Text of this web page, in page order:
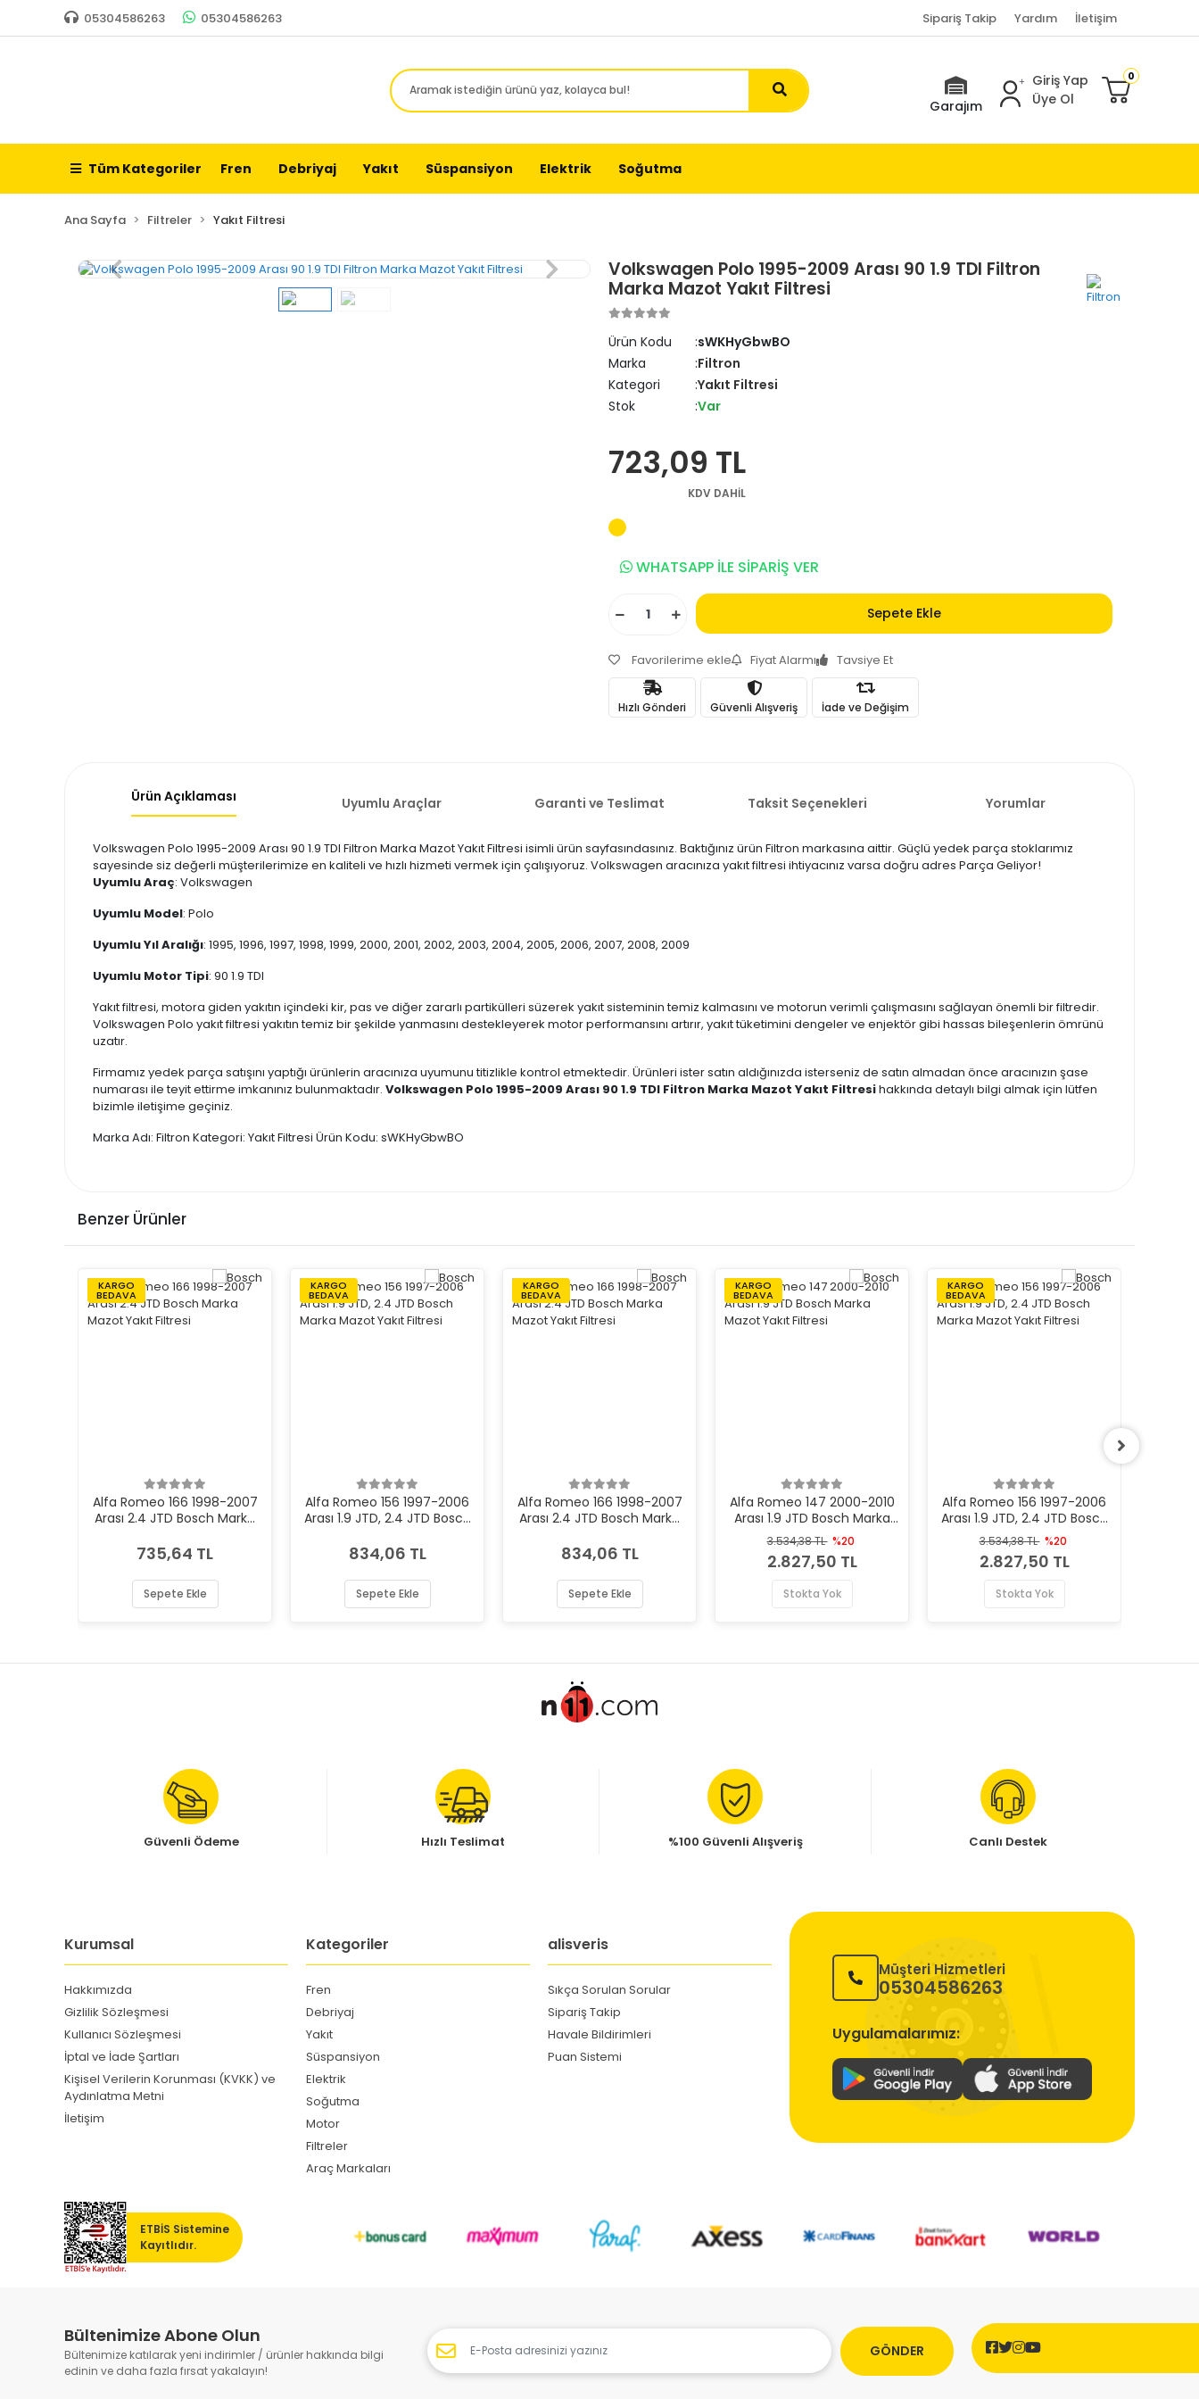
05304586263 05304586263 Sipariş Takip Yardım İletişim
Garajım
Giriş Yap
Üye Ol
0
Tüm Kategoriler Fren Debriyaj Yakıt Süspansiyon Elektrik Soğutma
Ana Sayfa Filtreler Yakıt Filtresi
Volkswagen Polo 1995-2009 Arası 90 1.9 TDI Filtron
Marka Mazot Yakıt Filtresi
Ürün Kodu
sWKHyGbwBO
Marka
Filtron
Kategori
Yakıt Filtresi
Stok
Var
723,09 TL
KDV DAHİL
WHATSAPP İLE SİPARİŞ VER
Sepete Ekle
Favorilerime ekle Fiyat Alarmı Tavsiye Et
Hızlı Gönderi Güvenli Alışveriş İade ve Değişim
Ürün Açıklaması Uyumlu Araçlar Garanti ve Teslimat Taksit Seçenekleri Yorumlar
Volkswagen Polo 1995-2009 Arası 90 1.9 TDI Filtron Marka Mazot Yakıt Filtresi isimli ürün sayfasındasınız. Baktığınız ürün Filtron markasına aittir. Güçlü yedek parça stoklarımız
sayesinde siz değerli müşterilerimize en kaliteli ve hızlı hizmeti vermek için çalışıyoruz. Volkswagen aracınıza yakıt filtresi ihtiyacınız varsa doğru adres Parça Geliyor!
Uyumlu Araç: Volkswagen
Uyumlu Model: Polo
Uyumlu Yıl Aralığı: 1995, 1996, 1997, 1998, 1999, 2000, 2001, 2002, 2003, 2004, 2005, 2006, 2007, 2008, 2009
Uyumlu Motor Tipi: 90 1.9 TDI
Yakıt filtresi, motora giden yakıtın içindeki kir, pas ve diğer zararlı partikülleri süzerek yakıt sisteminin temiz kalmasını ve motorun verimli çalışmasını sağlayan önemli bir filtredir.
Volkswagen Polo yakıt filtresi yakıtın temiz bir şekilde yanmasını destekleyerek motor performansını artırır, yakıt tüketimini dengeler ve enjektör gibi hassas bileşenlerin ömrünü
uzatır.
Firmamız yedek parça satışını yaptığı ürünlerin aracınıza uyumunu titizlikle kontrol etmektedir. Ürünleri ister satın aldığınızda isterseniz de satın almadan önce aracınızın şase
numarası ile teyit ettirme imkanınız bulunmaktadır. Volkswagen Polo 1995-2009 Arası 90 1.9 TDI Filtron Marka Mazot Yakıt Filtresihakkında detaylı bilgi almak için lütfen
bizimle iletişime geçiniz.
Marka Adı: Filtron Kategori: Yakıt Filtresi Ürün Kodu: sWKHyGbwBO
Benzer Ürünler
KARGO
BEDAVA
Alfa Romeo 166 1998-2007
Arası 2.4 JTD Bosch Marka
735,64 TL
Sepete Ekle
KARGO
BEDAVA
Alfa Romeo 156 1997-2006
Arası 1.9 JTD, 2.4 JTD Bosch
834,06 TL
Sepete Ekle
KARGO
BEDAVA
Alfa Romeo 166 1998-2007
Arası 2.4 JTD Bosch Marka
834,06 TL
Sepete Ekle
KARGO
BEDAVA
Alfa Romeo 147 2000-2010
Arası 1.9 JTD Bosch Marka
Mazot Yakıt Filtresi
3.534,38 TL %20
2.827,50 TL
Stokta Yok
KARGO
BEDAVA
Alfa Romeo 156 1997-2006
Arası 1.9 JTD, 2.4 JTD Bosch
Marka Mazot Yakıt Filtresi
3.534,38 TL %20
2.827,50 TL
Stokta Yok
Güvenli Ödeme Hızlı Teslimat %100 Güvenli Alışveriş Canlı Destek
Kurumsal
Hakkımızda
Gizlilik Sözleşmesi
Kullanıcı Sözleşmesi
İptal ve İade Şartları
Kişisel Verilerin Korunması (KVKK) ve
Aydınlatma Metni
İletişim
Kategoriler
Fren
Debriyaj
Yakıt
Süspansiyon
Elektrik
Soğutma
Motor
Filtreler
Araç Markaları
alisveris
Sıkça Sorulan Sorular
Sipariş Takip
Havale Bildirimleri
Puan Sistemi
Müşteri Hizmetleri
05304586263
Uygulamalarımız:
ETBİS Sistemine
Kayıtlıdır.
Bültenimize Abone Olun
Bültenimize katılarak yeni indirimler / ürünler hakkında bilgi
edinin ve daha fazla fırsat yakalayın!
GÖNDER